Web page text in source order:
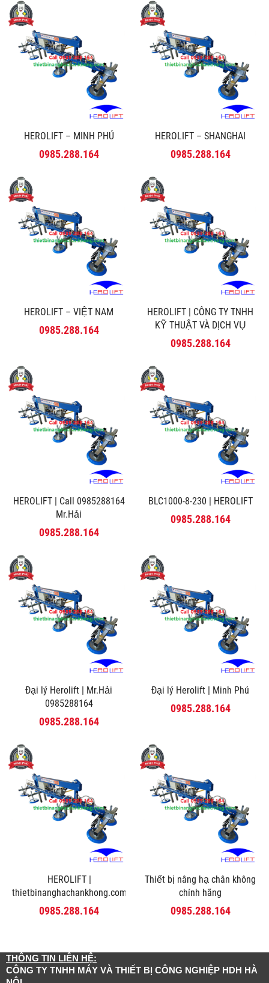
HEROLIFT – MINH PHÚ
0985.288.164
HEROLIFT – SHANGHAI
0985.288.164
HEROLIFT – VIỆT NAM
0985.288.164
HEROLIFT | CÔNG TY TNHH
KỸ THUẬT VÀ DỊCH VỤ
MINH PHÚ
0985.288.164
HEROLIFT | Call 0985288164
Mr.Hải
0985.288.164
BLC1000-8-230 | HEROLIFT
0985.288.164
Đại lý Herolift | Mr.Hải
0985288164
0985.288.164
Đại lý Herolift | Minh Phú
0985.288.164
HEROLIFT |
thietbinanghachankhong.com
0985.288.164
Thiết bị nâng hạ chân không
chính hãng
0985.288.164
THÔNG TIN LIÊN HỆ:
CÔNG TY TNHH MÁY VÀ THIẾT BỊ CÔNG NGHIỆP HDH HÀ